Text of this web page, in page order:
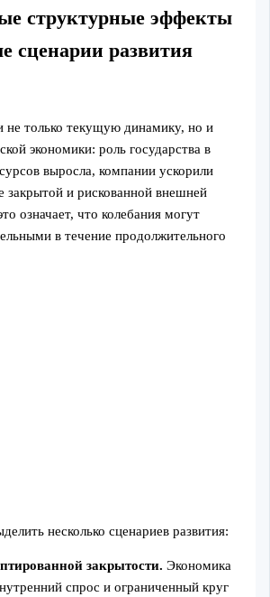
структурные эффекты
сценарии развития
не только текущую динамику, но и
экономики: роль государства в
выросла, компании ускорили
закрытой и рискованной внешней
означает, что колебания могут
в течение продолжительного
несколько сценариев развития:
закрытости. Экономика
спрос и ограниченный круг